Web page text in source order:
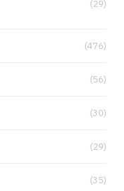
(29)
(476)
(56)
(30)
(29)
(35)